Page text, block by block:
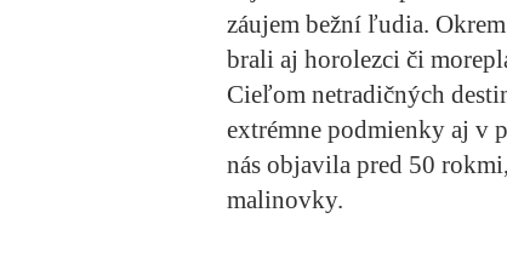
záujem bežní ľudia.
brali aj horolezci či
Cieľom netradičných
extrémne podmienky aj v
nás objavila pred 50
malinovky.